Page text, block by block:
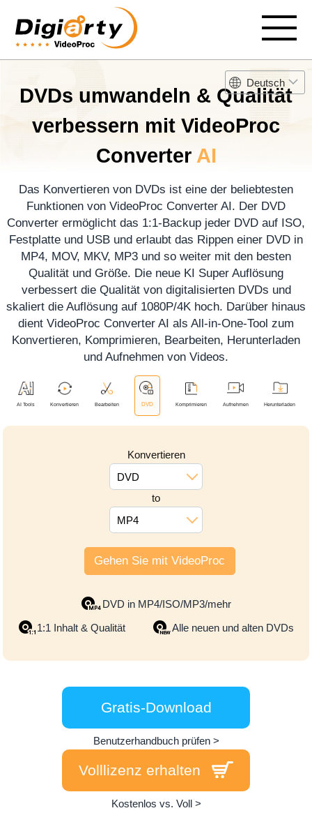
Deutsch
DVDs umwandeln & Qualität
verbessern mit VideoProc
Converter AI
Das Konvertieren von DVDs ist eine der beliebtesten
Funktionen von VideoProc Converter AI. Der DVD
Converter ermöglicht das 1:1-Backup jeder DVD auf ISO,
Festplatte und USB und erlaubt das Rippen einer DVD in
MP4, MOV, MKV, MP3 und so weiter mit den besten
Qualität und Größe. Die neue KI Super Auflösung
verbessert die Qualität von digitalisierten DVDs und
skaliert die Auflösung auf 1080P/4K hoch. Darüber hinaus
dient VideoProc Converter AI als All-in-One-Tool zum
Konvertieren, Komprimieren, Bearbeiten, Herunterladen
und Aufnehmen von Videos.
Konvertieren
DVD
to
MP4
Gehen Sie mit VideoProc
DVD in MP4/ISO/MP3/mehr
1:1 Inhalt & Qualität
Alle neuen und alten DVDs
Gratis-Download
Benutzerhandbuch prüfen >
Volllizenz erhalten
Kostenlos vs. Voll >